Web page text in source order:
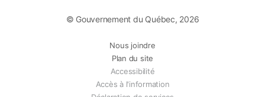
© Gouvernement du Québec, 2026
Nous joindre
Plan du site
Accessibilité
Accès à l'information